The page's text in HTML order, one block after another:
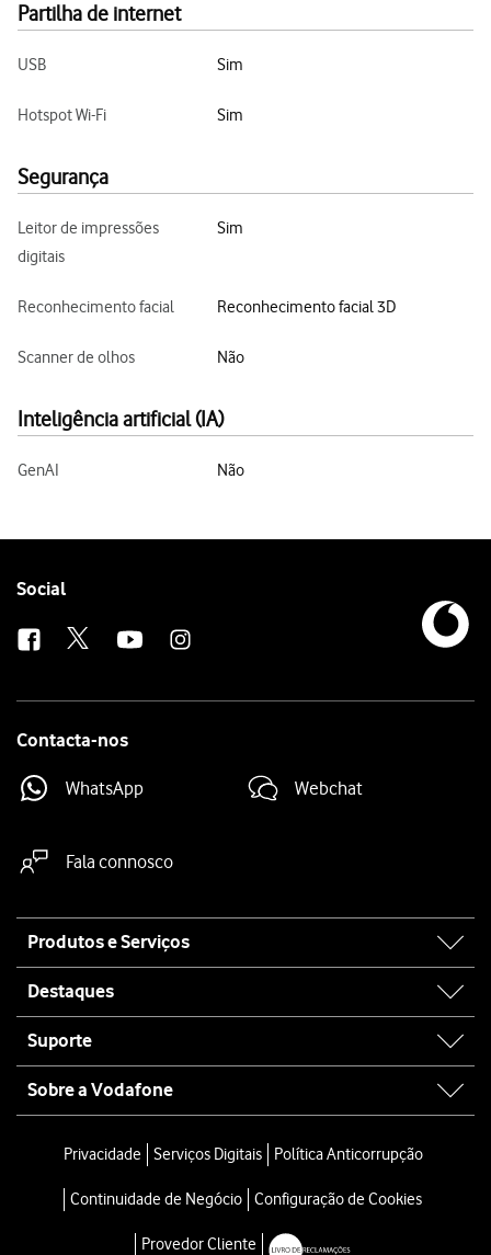
Partilha de internet
USB Sim
Hotspot Wi-Fi Sim
Segurança
Leitor de impressões
digitais
Sim
Reconhecimento facial Reconhecimento facial 3D
Scanner de olhos Não
Inteligência artificial (IA)
GenAI Não
Follow
Social
Contacta-nos
WhatsApp Webchat
Fala connosco
map
Produtos e Serviços
Destaques
Suporte
Sobre a Vodafone
Privacidade Serviços Digitais Política Anticorrupção
Continuidade de Negócio Configuração de Cookies
Provedor Cliente